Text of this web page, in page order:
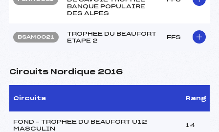
BANQUE POPULAIRE
DES ALPES
BSAM0021
TROPHEE DU BEAUFORT
ETAPE 2
FFS
Circuits Nordique 2016
Circuits Rang
FOND – TROPHEE DU BEAUFORT U12
MASCULIN
14